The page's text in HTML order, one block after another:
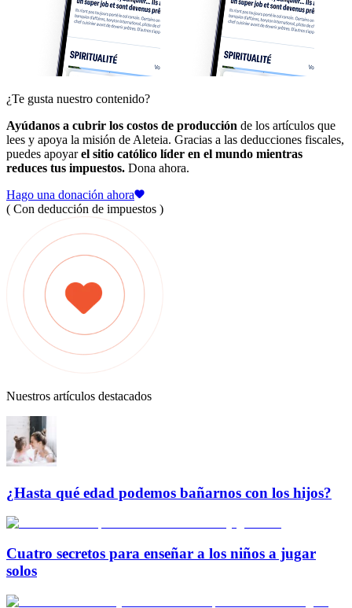
¿Te gusta nuestro contenido?
Ayúdanos a cubrir los costos de producción de los artículos que
lees y apoya la misión de Aleteia. Gracias a las deducciones fiscales,
puedes apoyarel sitio católico líder en el mundo mientras
reduces tus impuestos. Dona ahora.
Hago una donación ahora
( Con deducción de impuestos )
Nuestros artículos destacados
¿Hasta qué edad podemos bañarnos con los hijos?
Cuatro secretos para enseñar a los niños a jugar
solos